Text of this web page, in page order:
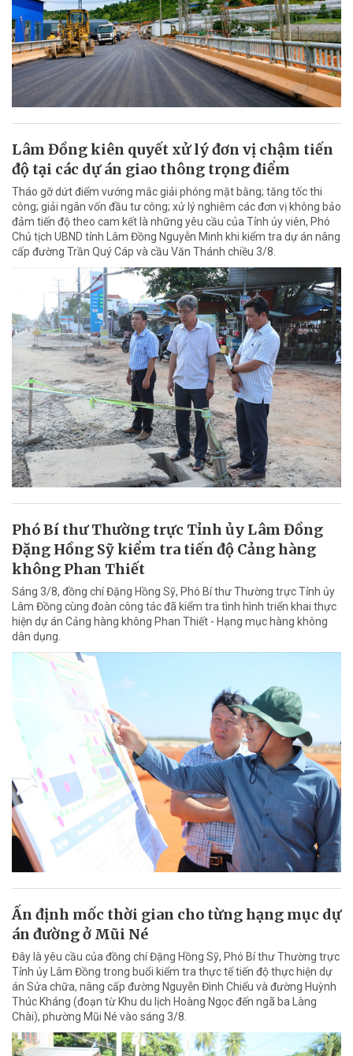
Lâm Đồng kiên quyết xử lý đơn vị chậm tiến
độ tại các dự án giao thông trọng điểm
Tháo gỡ dứt điểm vướng mắc giải phóng mặt bằng; tăng tốc thi
công; giải ngân vốn đầu tư công; xử lý nghiêm các đơn vị không bảo
đảm tiến độ theo cam kết là những yêu cầu của Tỉnh ủy viên, Phó
Chủ tịch UBND tỉnh Lâm Đồng Nguyễn Minh khi kiểm tra dự án nâng
cấp đường Trần Quý Cáp và cầu Văn Thánh chiều 3/8.
Phó Bí thư Thường trực Tỉnh ủy Lâm Đồng
Đặng Hồng Sỹ kiểm tra tiến độ Cảng hàng
không Phan Thiết
Sáng 3/8, đồng chí Đặng Hồng Sỹ, Phó Bí thư Thường trực Tỉnh ủy
Lâm Đồng cùng đoàn công tác đã kiểm tra tình hình triển khai thực
hiện dự án Cảng hàng không Phan Thiết - Hạng mục hàng không
dân dụng.
Ấn định mốc thời gian cho từng hạng mục dự
án đường ở Mũi Né
Đây là yêu cầu của đồng chí Đặng Hồng Sỹ, Phó Bí thư Thường trực
Tỉnh ủy Lâm Đồng trong buổi kiểm tra thực tế tiến độ thực hiện dự
án Sửa chữa, nâng cấp đường Nguyễn Đình Chiểu và đường Huỳnh
Thúc Kháng (đoạn từ Khu du lịch Hoàng Ngọc đến ngã ba Làng
Chài), phường Mũi Né vào sáng 3/8.